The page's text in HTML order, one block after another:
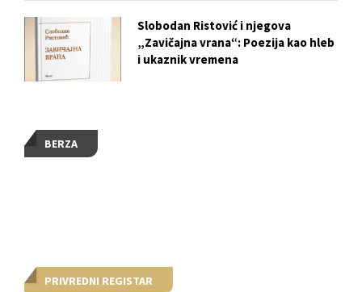
BERZA
PRIVREDNI REGISTAR
Slobodan Ristović i njegova
„Zavičajna vrana“: Poezija kao hleb
i ukaznik vremena